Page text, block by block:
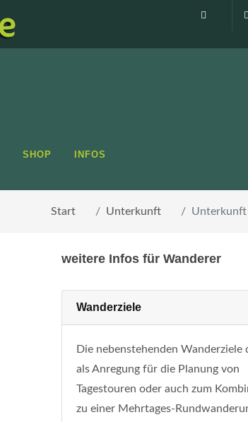
SHOP INFOS
Start Unterkunft
weitere Infos für Wanderer
Wanderziele
Die nebenstehenden Wanderziele
als Anregung für die Planung von
Tagestouren oder auch zum
zu einer Mehrtages-